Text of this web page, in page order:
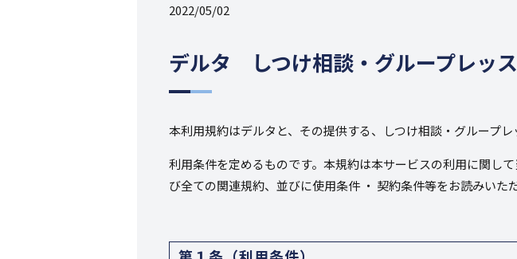
2022/05/02
デルタ しつけ相談・グループレッ
本利用規約はデルタと、その提供する、しつけ相談・グループ
利用条件を定めるものです。本規約は本サービスの利用に関し
び全ての関連規約、並びに使用条件 ・ 契約条件等をお読みいた